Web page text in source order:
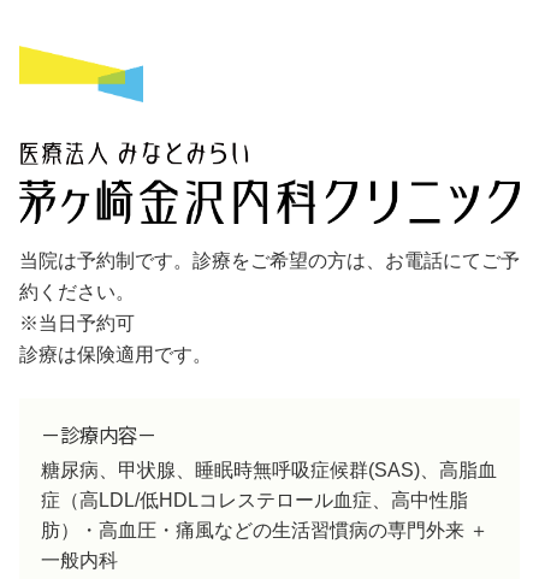
当院は予約制です。診療をご希望の方は、お電話にてご予
約ください。
※当日予約可
診療は保険適用です。
－診療内容－
糖尿病、甲状腺、睡眠時無呼吸症候群(SAS)、高脂血
症（高LDL/低HDLコレステロール血症、高中性脂
肪）・高血圧・痛風などの生活習慣病の専門外来 ＋
一般内科